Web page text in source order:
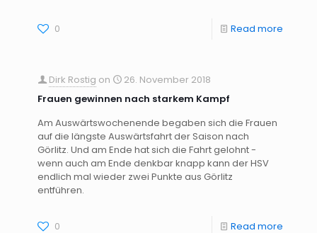
0 Read more
Dirk Rostig on
26. November 2018
Frauen gewinnen nach starkem Kampf
Am Auswärtswochenende begaben sich die Frauen
auf die längste Auswärtsfahrt der Saison nach
Görlitz. Und am Ende hat sich die Fahrt gelohnt -
wenn auch am Ende denkbar knapp kann der HSV
endlich mal wieder zwei Punkte aus Görlitz
entführen.
0 Read more